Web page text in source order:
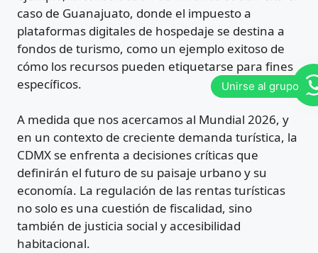
caso de Guanajuato, donde el impuesto a
plataformas digitales de hospedaje se destina a
fondos de turismo, como un ejemplo exitoso de
cómo los recursos pueden etiquetarse para fines
específicos.
A medida que nos acercamos al Mundial 2026, y
en un contexto de creciente demanda turística, la
CDMX se enfrenta a decisiones críticas que
definirán el futuro de su paisaje urbano y su
economía. La regulación de las rentas turísticas
no solo es una cuestión de fiscalidad, sino
también de justicia social y accesibilidad
habitacional.